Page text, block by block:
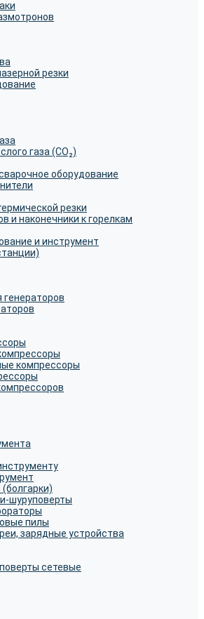
резки
газа (CO₂)
оборудование
резки
и наконечники к горелкам
и инструмент
генераторов
компрессоры
шуруповерты
пилы
зарядные устройства
сетевые